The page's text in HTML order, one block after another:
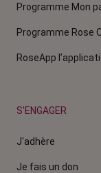
Programme Mon
Programme Rose
RoseApp
S'ENGAGER
J'adhère
Je fais un don